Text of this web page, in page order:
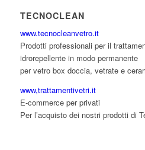
TECNOCLEAN
www.tecnocleanvetro.it
Prodotti professionali per il
idrorepellente in modo permanente
per vetro box doccia, vetrate e
www,trattamentivetri.it
E-commerce per privati
Per l’acquisto dei nostri prodotti di